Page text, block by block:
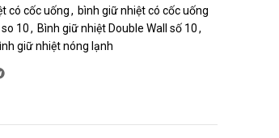
có cốc uống, bình giữ nhiệt có cốc uống
10, Bình giữ nhiệt Double Wall số 10,
giữ nhiệt nóng lạnh